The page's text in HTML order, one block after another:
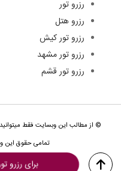
برای رزرو
رزرو تور
رزرو هتل
رزرو تور کیش
رزرو تور مشهد
رزرو تور قشم
© از مطالب این وبسایت فقط میتوانید
تمامی حقوق این